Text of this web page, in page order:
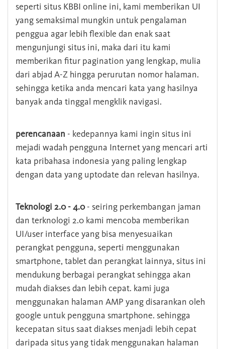
seperti situs KBBI online ini, kami memberikan UI
yang semaksimal mungkin untuk pengalaman
penggua agar lebih flexible dan enak saat
mengunjungi situs ini, maka dari itu kami
memberikan fitur pagination yang lengkap, mulia
dari abjad A-Z hingga perurutan nomor halaman.
sehingga ketika anda mencari kata yang hasilnya
banyak anda tinggal mengklik navigasi.
perencanaan - kedepannya kami ingin situs ini
mejadi wadah pengguna Internet yang mencari arti
kata pribahasa indonesia yang paling lengkap
dengan data yang uptodate dan relevan hasilnya.
Teknologi 2.0 - 4.0- seiring perkembangan jaman
dan terknologi 2.0 kami mencoba memberikan
UI/user interface yang bisa menyesuaikan
perangkat pengguna, seperti menggunakan
smartphone, tablet dan perangkat lainnya, situs ini
mendukung berbagai perangkat sehingga akan
mudah diakses dan lebih cepat. kami juga
menggunakan halaman AMP yang disarankan oleh
google untuk pengguna smartphone. sehingga
kecepatan situs saat diakses menjadi lebih cepat
daripada situs yang tidak menggunakan halaman